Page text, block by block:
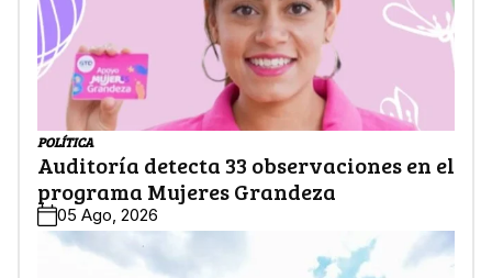
POLÍTICA
Auditoría detecta 33 observaciones en el
programa Mujeres Grandeza
05 Ago, 2026